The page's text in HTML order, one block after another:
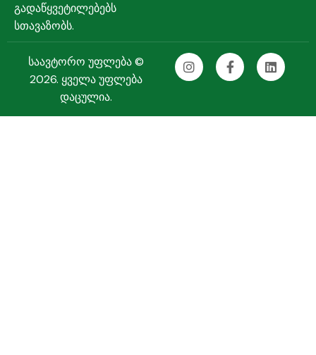
გადაწყვეტილებებს
სთავაზობს.
საავტორო უფლება ©
2026. ყველა უფლება
დაცულია.